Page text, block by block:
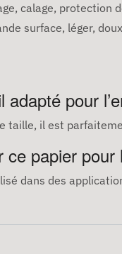
calage, protection
surface, léger,
pour
taille, il est
ce papier
dans des